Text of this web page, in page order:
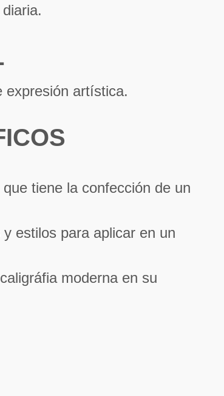
expresión artística.
tiene la confección de un
estilos para aplicar en un
moderna en su